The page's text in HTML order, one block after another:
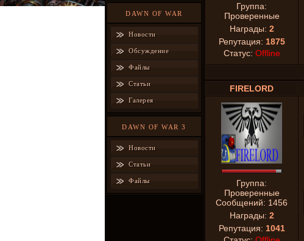
DAWN OF WAR
Новости
Обсуждение
Файлы
Статьи
Галерея
DAWN OF WAR 3
Новости
Статьи
Файлы
Группа:
Проверенные
Награды: 2
Репутация: 1875
Статус: Offline
FIRELORD
Группа:
Проверенные
Сообщений: 1456
Награды: 2
Репутация: 1041